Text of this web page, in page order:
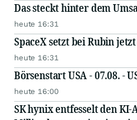
Das steckt hinter dem
heute 16:31
SpaceX setzt bei Rubin
heute 16:31
Börsenstart USA - 07.08. -
heute 16:00
SK hynix entfesselt den KI-